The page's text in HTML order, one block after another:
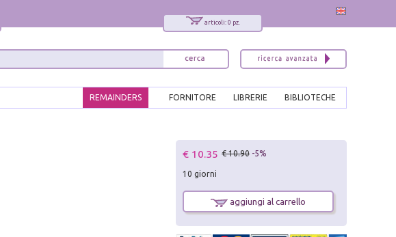
articoli: 0 pz.
BIBLIOTECHE
LIBRERIE
FORNITORE
REMAINDERS
€ 10.35 € 10.90 -5%
10 giorni
aggiungi al carrello
x
Interessato ai nostri libri?
Sarai informato delle nostre novità, potrai
comunque cancellarti quando desideri.
modulo di iscrizione